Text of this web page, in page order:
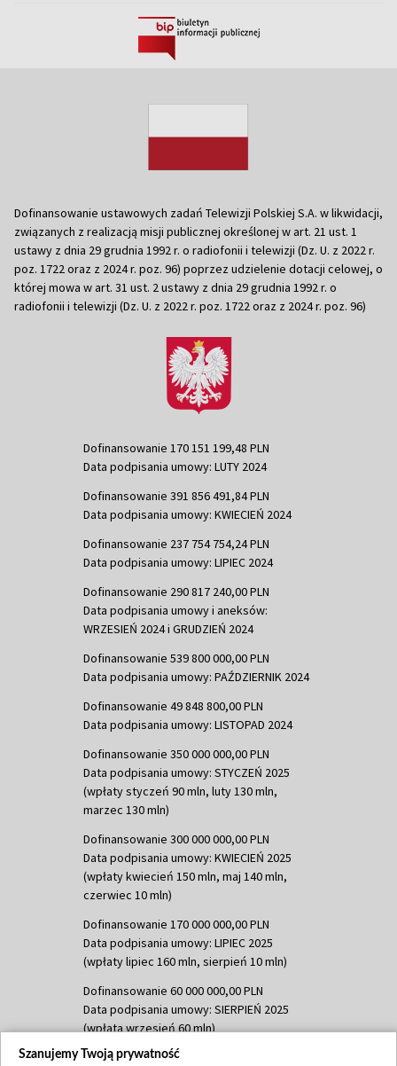
Dofinansowanie ustawowych zadań Telewizji Polskiej S.A. w likwidacji,
związanych z realizacją misji publicznej określonej w art. 21 ust. 1
ustawy z dnia 29 grudnia 1992 r. o radiofonii i telewizji (Dz. U. z 2022 r.
poz. 1722 oraz z 2024 r. poz. 96) poprzez udzielenie dotacji celowej, o
której mowa w art. 31 ust. 2 ustawy z dnia 29 grudnia 1992 r. o
radiofonii i telewizji (Dz. U. z 2022 r. poz. 1722 oraz z 2024 r. poz. 96)
Dofinansowanie 170 151 199,48 PLN
Data podpisania umowy: LUTY 2024
Dofinansowanie 391 856 491,84 PLN
Data podpisania umowy: KWIECIEŃ 2024
Dofinansowanie 237 754 754,24 PLN
Data podpisania umowy: LIPIEC 2024
Dofinansowanie 290 817 240,00 PLN
Data podpisania umowy i aneksów:
WRZESIEŃ 2024 i GRUDZIEŃ 2024
Dofinansowanie 539 800 000,00 PLN
Data podpisania umowy: PAŹDZIERNIK 2024
Dofinansowanie 49 848 800,00 PLN
Data podpisania umowy: LISTOPAD 2024
Dofinansowanie 350 000 000,00 PLN
Data podpisania umowy: STYCZEŃ 2025
(wpłaty styczeń 90 mln, luty 130 mln,
marzec 130 mln)
Dofinansowanie 300 000 000,00 PLN
Data podpisania umowy: KWIECIEŃ 2025
(wpłaty kwiecień 150 mln, maj 140 mln,
czerwiec 10 mln)
Dofinansowanie 170 000 000,00 PLN
Data podpisania umowy: LIPIEC 2025
(wpłaty lipiec 160 mln, sierpień 10 mln)
Dofinansowanie 60 000 000,00 PLN
Data podpisania umowy: SIERPIEŃ 2025
(wpłata wrzesień 60 mln)
Dofinansowanie 635 783 051,21 PLN
Szanujemy Twoją prywatność